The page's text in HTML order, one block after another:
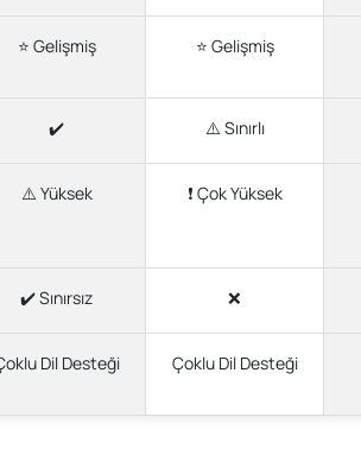
⭐ Gelişmiş ⭐ Gelişmiş
✔️ ⚠️ Sınırlı
⚠️ Yüksek ❗ Çok Yüksek
✔️ Sınırsız ❌
Dil Desteği Çoklu Dil Desteği